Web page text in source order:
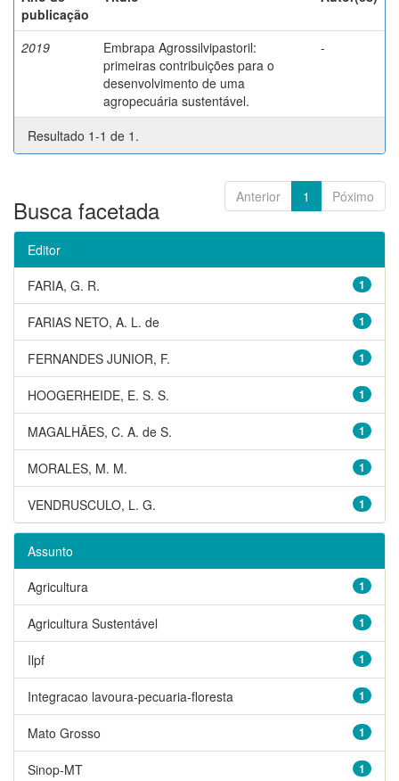
publicação
2019
Embrapa Agrossilvipastoril:
primeiras contribuições para o
desenvolvimento de uma
agropecuária sustentável.
-
Resultado 1-1 de 1.
Anterior 1 Póximo
Busca facetada
Editor
1
FARIA, G. R.
1
FARIAS NETO, A. L. de
1
FERNANDES JUNIOR, F.
1
HOOGERHEIDE, E. S. S.
1
MAGALHÃES, C. A. de S.
1
MORALES, M. M.
1
VENDRUSCULO, L. G.
Assunto
1
Agricultura
1
Agricultura Sustentável
1
Ilpf
1
Integracao lavoura-pecuaria-floresta
1
Mato Grosso
1
Sinop-MT